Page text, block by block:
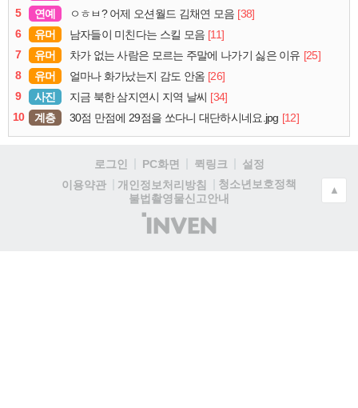
5
연예 ㅇㅎㅂ? 어제 오션월드 김채연 모음 [38]
6
유머 남자들이 미친다는 스킬 모음 [11]
7
유머 차가 없는 사람은 모르는 주말에 나가기 싫은 이유 [25]
8
유머 얼마나 화가났는지 감도 안옴 [26]
9
사진 지금 북한 삼지연시 지역 날씨 [34]
10
계층 30점 만점에 29점을 쏘다니 대단하시네요.jpg [12]
로그인 PC화면 퀵링크
설정
이용약관
개인정보처리방침
청소년보호정책
불법촬영물신고안내
(주)
인
▲